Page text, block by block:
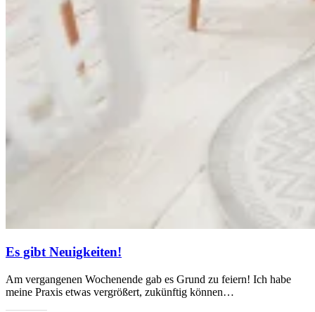
Es gibt Neuigkeiten!
Am vergangenen Wochenende gab es Grund zu feiern! Ich habe
meine Praxis etwas vergrößert, zukünftig können…